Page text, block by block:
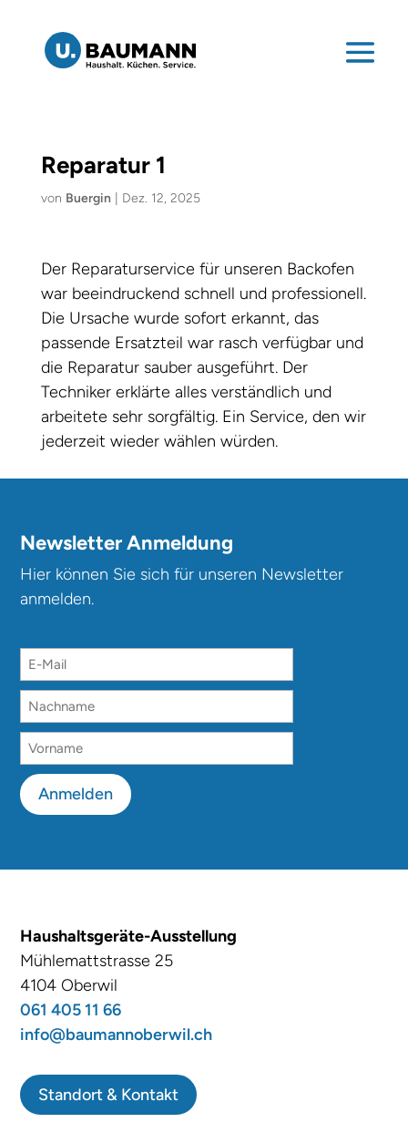
Reparatur 1
von Buergin| Dez. 12, 2025
Der Reparaturservice für unseren Backofen
war beeindruckend schnell und professionell.
Die Ursache wurde sofort erkannt, das
passende Ersatzteil war rasch verfügbar und
die Reparatur sauber ausgeführt. Der
Techniker erklärte alles verständlich und
arbeitete sehr sorgfältig. Ein Service, den wir
jederzeit wieder wählen würden.
Newsletter Anmeldung
Hier können Sie sich für unseren Newsletter
anmelden.
Anmelden
Haushaltsgeräte-Ausstellung
Mühlemattstrasse 25
4104 Oberwil
061 405 11 66
info@baumannoberwil.ch
Standort & Kontakt